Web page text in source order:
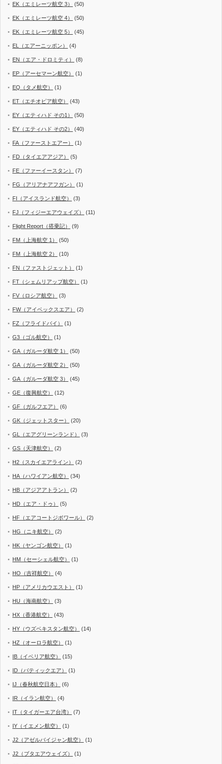
EK（エミレーツ航空 3） (50)
EK（エミレーツ航空 4） (50)
EK（エミレーツ航空 5） (45)
EL（エアーニッポン） (4)
EN（エア・ドロミティ） (8)
EP（アーセマーン航空） (1)
EQ（タメ航空） (1)
ET（エチオピア航空） (43)
EY（エティハド その1） (50)
EY（エティハド その2） (40)
FA（ファーストエアー） (1)
FD（タイエアアジア） (5)
FE（ファーイースタン） (7)
FG（アリアナアフガン） (1)
FI（アイスランド航空） (3)
FJ（フィジーエアウェイズ） (11)
Flight Report（搭乗記） (9)
FM（上海航空 1） (50)
FM（上海航空 2） (10)
FN（ファストジェット） (1)
FT（シェムリアップ航空） (1)
FV（ロシア航空） (3)
FW（アイベックスエア） (2)
FZ（フライドバイ） (1)
G3（ゴル航空） (1)
GA（ガルーダ航空 1） (50)
GA（ガルーダ航空 2） (50)
GA（ガルーダ航空 3） (45)
GE（復興航空） (12)
GF（ガルフエア） (6)
GK（ジェットスター） (20)
GL（エアグリーンランド） (3)
GS（天津航空） (2)
H2（スカイエアライン） (2)
HA（ハワイアン航空） (34)
HB（アジアアトラン） (2)
HD（エア・ドゥ） (5)
HF（エアコートジボワール） (2)
HG（ニキ航空） (2)
HK（ヤンゴン航空） (1)
HM（セーシェル航空） (1)
HO（吉祥航空） (4)
HP（アメリカウエスト） (1)
HU（海南航空） (3)
HX（香港航空） (43)
HY（ウズベキスタン航空） (14)
HZ（オーロラ航空） (1)
IB（イベリア航空） (15)
ID（バティックエア） (1)
IJ（春秋航空日本） (6)
IR（イラン航空） (4)
IT（タイガーエア台湾） (7)
IY（イエメン航空） (1)
J2（アゼルバイジャン航空） (1)
J2（ブタエアウェイズ） (1)